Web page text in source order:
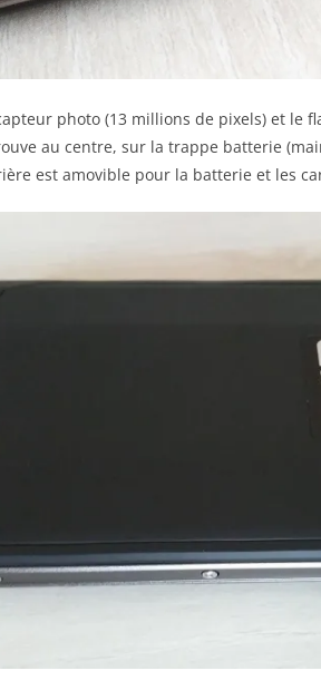
photo (13 millions de pixels) et le
au centre, sur la trappe batterie
est amovible pour la batterie et les